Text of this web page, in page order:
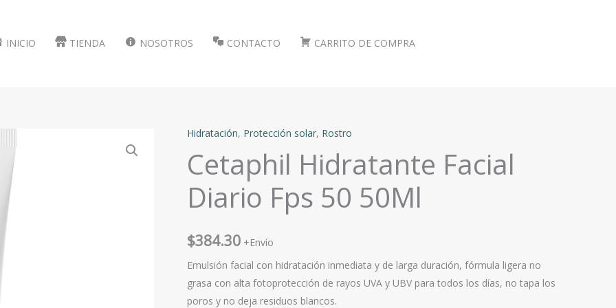
INICIO TIENDA NOSOTROS CONTACTO CARRITO DE COMPRA
Hidratación, Protección solar, Rostro
Cetaphil Hidratante Facial
Diario Fps 50 50Ml
$384.30 +Envío
Emulsión facial con hidratación inmediata y de larga duración, fórmula ligera no
grasa con alta fotoprotección de rayos UVA y UBV para todos los días, no tapa los
poros y no deja residuos blancos.